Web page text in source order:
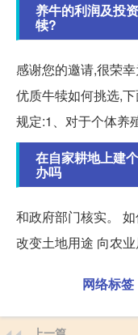
养牛的利润及投
犊?
感谢您的邀请,很荣
优质牛犊如何挑选,
规定:1、对于个体养
在自家耕地上建
办吗
和政府部门核实。
改变土地用途 向农业
网络标签